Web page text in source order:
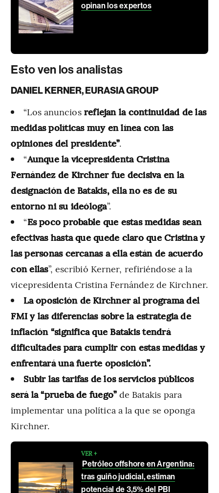
opinan los expertos
Esto ven los analistas
DANIEL KERNER, EURASIA GROUP
“Los anuncios reflejan la continuidad de las
medidas políticas muy en línea con las
opiniones del presidente”.
“Aunque la vicepresidenta Cristina
Fernández de Kirchner fue decisiva en la
designación de Batakis, ella no es de su
entorno ni su ideóloga”.
“Es poco probable que estas medidas sean
efectivas hasta que quede claro que Cristina y
las personas cercanas a ella están de acuerdo
con ellas”, escribió Kerner, refiriéndose a la
vicepresidenta Cristina Fernández de Kirchner.
La oposición de Kirchner al programa del
FMI y las diferencias sobre la estrategia de
inflación “significa que Batakis tendrá
dificultades para cumplir con estas medidas y
enfrentará una fuerte oposición”.
Subir las tarifas de los servicios públicos
será la “prueba de fuego”de Batakis para
implementar una política a la que se oponga
Kirchner.
VER +
Petróleo offshore en Argentina:
tras guiño judicial, estiman
potencial de 3,5% del PBI